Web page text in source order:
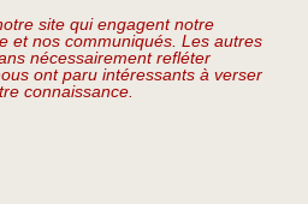
site qui engagent notre
et nos communiqués. Les autres
nécessairement refléter
ont paru intéressants à verser
connaissance.